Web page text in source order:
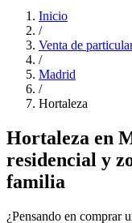
Inicio
/
Venta de
/
Madrid
/
Hortaleza
Hortaleza en
residencial y
familia
¿Pensando en comprar